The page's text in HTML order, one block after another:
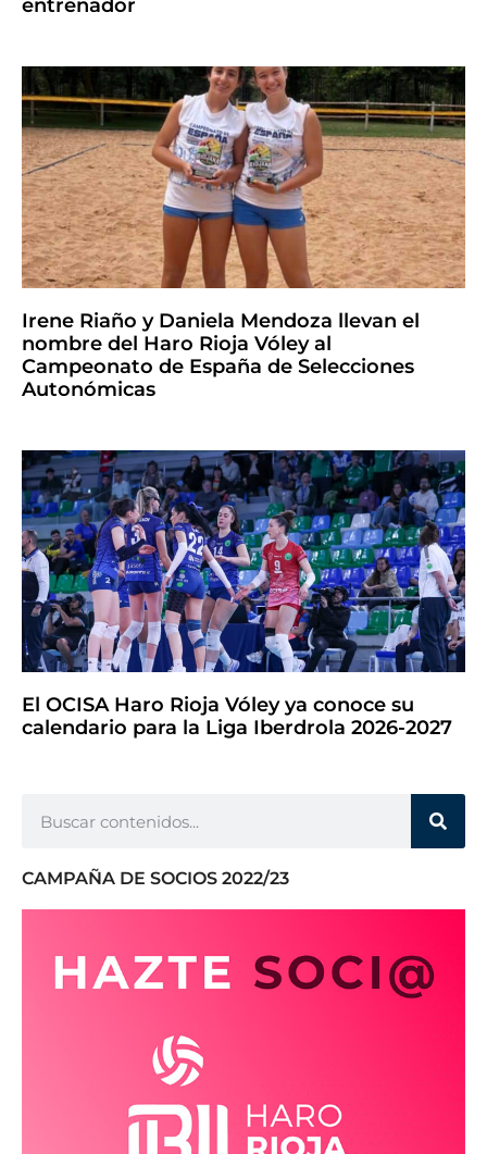
entrenador
Irene Riaño y Daniela Mendoza llevan el
nombre del Haro Rioja Vóley al
Campeonato de España de Selecciones
Autonómicas
El OCISA Haro Rioja Vóley ya conoce su
calendario para la Liga Iberdrola 2026-2027
CAMPAÑA DE SOCIOS 2022/23